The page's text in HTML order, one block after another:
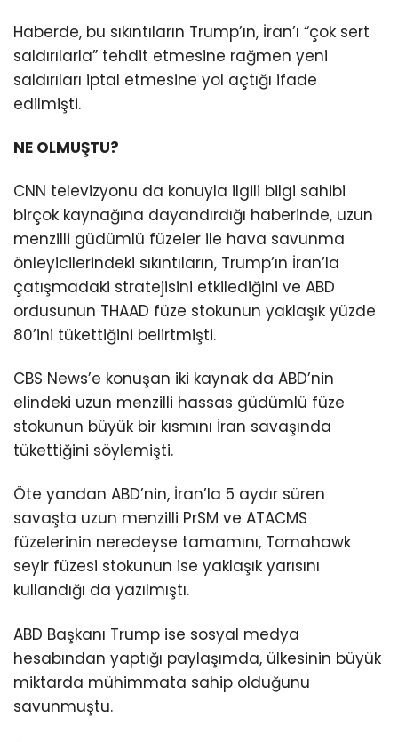
Haberde, bu sıkıntıların Trump’ın, İran’ı “çok sert
saldırılarla” tehdit etmesine rağmen yeni
saldırıları iptal etmesine yol açtığı ifade
edilmişti.
NE OLMUŞTU?
CNN televizyonu da konuyla ilgili bilgi sahibi
birçok kaynağına dayandırdığı haberinde, uzun
menzilli güdümlü füzeler ile hava savunma
önleyicilerindeki sıkıntıların, Trump’ın İran’la
çatışmadaki stratejisini etkilediğini ve ABD
ordusunun THAAD füze stokunun yaklaşık yüzde
80’ini tükettiğini belirtmişti.
CBS News’e konuşan iki kaynak da ABD’nin
elindeki uzun menzilli hassas güdümlü füze
stokunun büyük bir kısmını İran savaşında
tükettiğini söylemişti.
Öte yandan ABD’nin, İran’la 5 aydır süren
savaşta uzun menzilli PrSM ve ATACMS
füzelerinin neredeyse tamamını, Tomahawk
seyir füzesi stokunun ise yaklaşık yarısını
kullandığı da yazılmıştı.
ABD Başkanı Trump ise sosyal medya
hesabından yaptığı paylaşımda, ülkesinin büyük
miktarda mühimmata​​​​​​​ sahip olduğunu
savunmuştu.